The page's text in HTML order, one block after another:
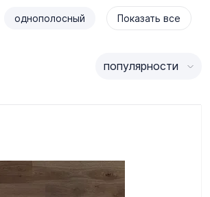
однополосный Показать все
популярности